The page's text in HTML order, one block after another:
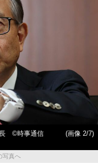
長 ©時事通信
(画像 2/7)
写真へ